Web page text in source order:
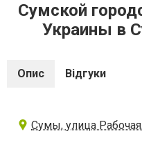
Сумской
Украины в
Опис Відгуки
Сумы, улица